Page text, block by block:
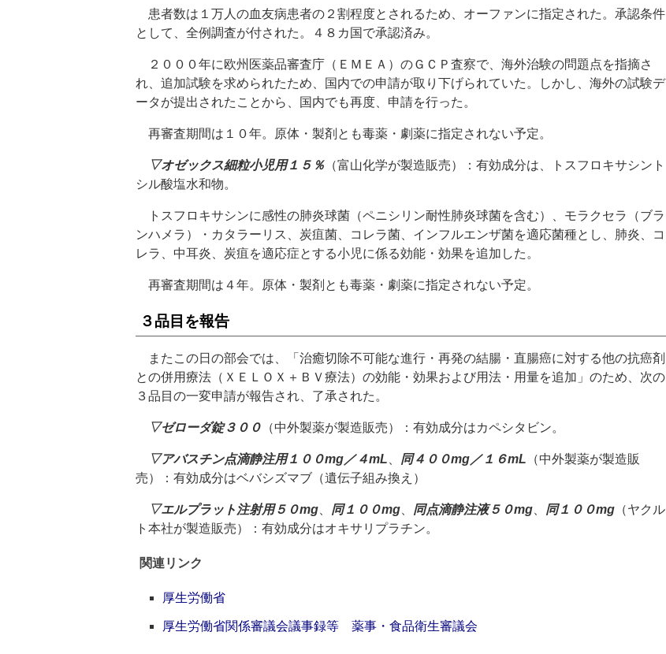
患者数は１万人の血友病患者の２割程度とされるため、オーファンに指定された。承認条件
として、全例調査が付された。４８カ国で承認済み。
２０００年に欧州医薬品審査庁（ＥＭＥＡ）のＧＣＰ査察で、海外治験の問題点を指摘さ
れ、追加試験を求められたため、国内での申請が取り下げられていた。しかし、海外の試験デ
ータが提出されたことから、国内でも再度、申請を行った。
再審査期間は１０年。原体・製剤とも毒薬・劇薬に指定されない予定。
▽オゼックス細粒小児用１５％ （富山化学が製造販売）：有効成分は、トスフロキサシント
シル酸塩水和物。
トスフロキサシンに感性の肺炎球菌（ペニシリン耐性肺炎球菌を含む）、モラクセラ（ブラ
ンハメラ）・カタラーリス、炭疽菌、コレラ菌、インフルエンザ菌を適応菌種とし、肺炎、コ
レラ、中耳炎、炭疽を適応症とする小児に係る効能・効果を追加した。
再審査期間は４年。原体・製剤とも毒薬・劇薬に指定されない予定。
３品目を報告
またこの日の部会では、「治癒切除不可能な進行・再発の結腸・直腸癌に対する他の抗癌剤
との併用療法（ＸＥＬＯＸ＋ＢＶ療法）の効能・効果および用法・用量を追加」のため、次の
３品目の一変申請が報告され、了承された。
▽ゼローダ錠３００ （中外製薬が製造販売）：有効成分はカペシタビン。
▽アバスチン点滴静注用１００mg／４mL 同４００mg／１６mL （中外製薬が製造販
売）：有効成分はベバシズマブ（遺伝子組み換え）
▽エルプラット注射用５０mg 同１００mg 同点滴静注液５０mg 同１００mg （ヤクル
ト本社が製造販売）：有効成分はオキサリプラチン。
関連リンク
厚生労働省
厚生労働省関係審議会議事録等 薬事・食品衛生審議会